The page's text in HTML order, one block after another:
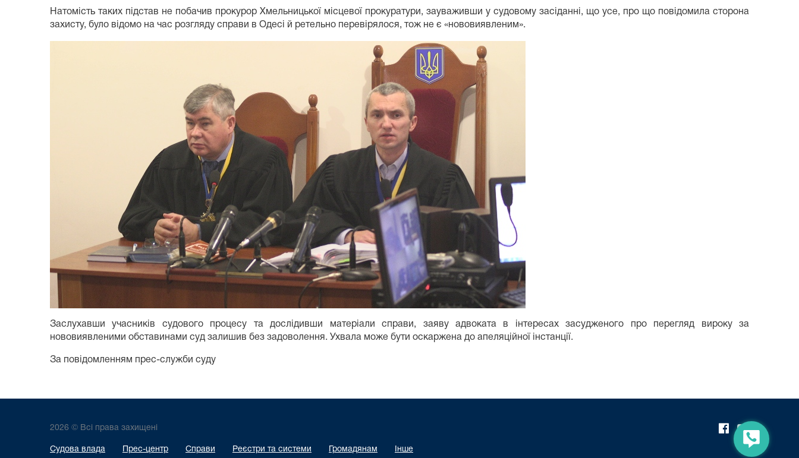
Натомість таких підстав не побачив прокурор Хмельницької місцевої прокуратури, зауваживши у судовому засіданні, що усе, про що повідомила сторона
захисту, було відомо на час розгляду справи в Одесі й ретельно перевірялося, тож не є «нововиявленим».
Заслухавши учасників судового процесу та дослідивши матеріали справи, заяву адвоката в інтересах засудженого про перегляд вироку за
нововиявленими обставинами суд залишив без задоволення. Ухвала може бути оскаржена до апеляційної інстанції.
За повідомленням прес-служби суду
2026 © Всі права захищені
Судова влада Прес-центр Справи Реєстри та системи Громадянам Інше